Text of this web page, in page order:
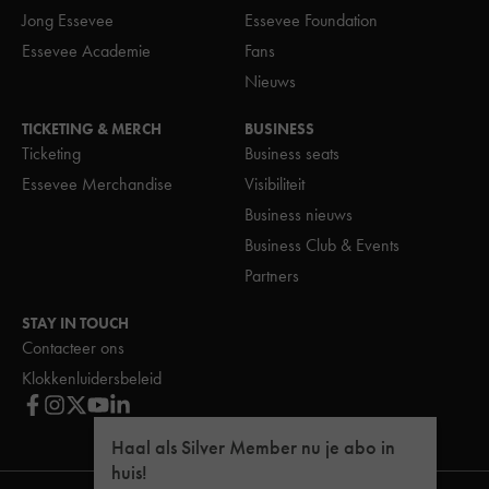
Haal als Silver Member nu je abo in
huis!
Jong Essevee
Essevee Academie
Essevee Foundation
Fans
Nieuws
TICKETING & MERCH
Ticketing
Essevee Merchandise
BUSINESS
Business seats
Visibiliteit
Business nieuws
Business Club & Events
Partners
STAY IN TOUCH
Contacteer ons
Klokkenluidersbeleid